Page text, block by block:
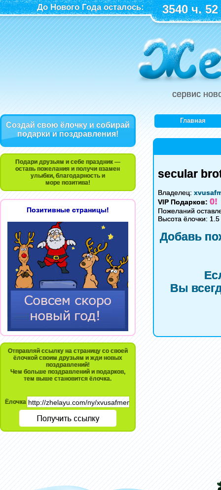
До Нового Года осталось: 3540 ч.
сервис
Создай свою ёлочку и собирай
подарки и поздравления!
Подари друзьям и себе праздник —
оставь пожелания и получи взамен
улыбки, благодарность и
море позитива!
Позитивные страницы!
Отправляй ссылку на страницу со своей
ёлочкой своим друзьям и жди новых
поздравлений!
Чем больше поздравлений и подарков,
тем выше становится ёлочка.
Ёлочка
Главная
secular
Владелец:
VIP Подарков: 0!
Пожеланий
Высота ёлочки:
Добавь
Вы